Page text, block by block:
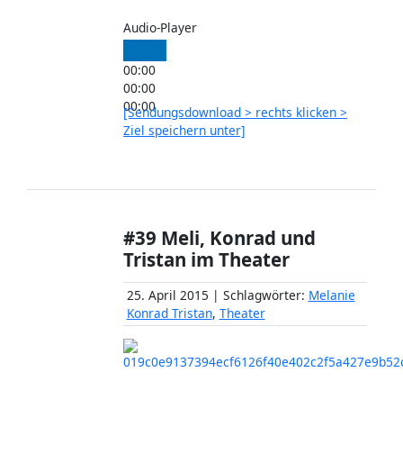
Audio-Player
00:00
00:00
00:00
[Sendungsdownload > rechts klicken >
Ziel speichern unter]
#39 Meli, Konrad und
Tristan im Theater
25. April 2015 | Schlagwörter: Melanie
Konrad Tristan, Theater